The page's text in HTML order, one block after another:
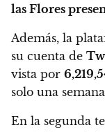
las Flores
Además, la
su cuenta de
vista por
solo una
En la segunda